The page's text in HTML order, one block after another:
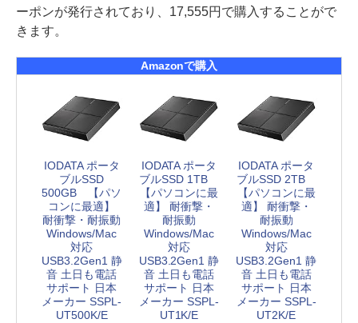
ーポンが発行されており、17,555円で購入することがで
きます。
Amazonで購入
IODATA ポータ
ブルSSD
500GB 【パソ
コンに最適】
耐衝撃・耐振動
Windows/Mac
対応
USB3.2Gen1 静
音 土日も電話
サポート 日本
メーカー SSPL-
UT500K/E
IODATA ポータ
ブルSSD 1TB
【パソコンに最
適】 耐衝撃・
耐振動
Windows/Mac
対応
USB3.2Gen1 静
音 土日も電話
サポート 日本
メーカー SSPL-
UT1K/E
IODATA ポータ
ブルSSD 2TB
【パソコンに最
適】 耐衝撃・
耐振動
Windows/Mac
対応
USB3.2Gen1 静
音 土日も電話
サポート 日本
メーカー SSPL-
UT2K/E